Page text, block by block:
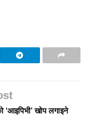
‘आइपिभी’ खोप लगाइने